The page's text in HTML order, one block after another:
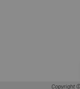
Copyright